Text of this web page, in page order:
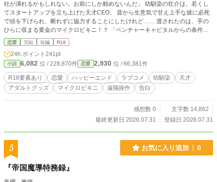
社が潰れるかもしれない。お前にしか頼めないんだ」 幼馴染の壮介は、若くし
てスタートアップを立ち上げた天才CEO。 昔から生意気で甘え上手な彼に必死
で頭を下げられ、断れずに協力することにしたけれど…… 渡されたのは、手の
ひらに収まる黄金のマイクロビキニ！？ 「ベンチャーキャピタルからの条件
で、大人向けおもちゃを開発した」 「布地に織り込んだナノマシンで、遠隔操
作の触覚信号を脳に送る」 断ろうとしたものの、必死な壮介に絆されて渋々実
験台になることに。 しかし、いざ実験が始まると——直接触れられてもいない
のに、ナノマシンの微振動と彼の手袋の動きに全身が甘く痺れて……！？ 天才
発明家の強引な幼馴染×長年の片想いをこじらせていた主人公。 ハイテクガジェ
ット（と嫉妬）が巻き起こす、甘々で過激なラボ・ラブコメディ！ ※本作はpixi
vからの再録です。 ※サイトの傾向に合わせ、タイトルや内容を一部調整してお
恋愛 完結 短編 R18
24h.ポイント 241pt
小説 6,082 位 / 228,870件 恋愛 2,930 位 / 66,381件
R18要素あり 恋愛 ハッピーエンド ラブコメ 幼馴染
天才
アダルトグッズ
マイクロビキニ 遠隔操作 告白
感想数 0
文字数 14,862
最終更新日 2026.07.31
登録日 2026.07.31
5 お気に入り追加 0
『帝国魔導特務録』